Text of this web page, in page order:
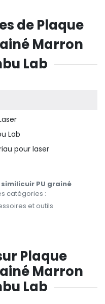
de Plaque
Marron
Lab
Lab
pour laser
PU grainé
catégories :
et outils
Plaque
Marron
Lab